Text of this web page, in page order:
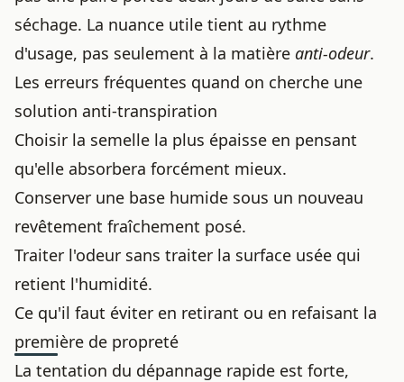
séchage. La nuance utile tient au rythme
d'usage, pas seulement à la matière anti-odeur.
Les erreurs fréquentes quand on cherche une
solution anti-transpiration
Choisir la semelle la plus épaisse en pensant
qu'elle absorbera forcément mieux.
Conserver une base humide sous un nouveau
revêtement fraîchement posé.
Traiter l'odeur sans traiter la surface usée qui
retient l'humidité.
Ce qu'il faut éviter en retirant ou en refaisant la
première de propreté
La tentation du dépannage rapide est forte,